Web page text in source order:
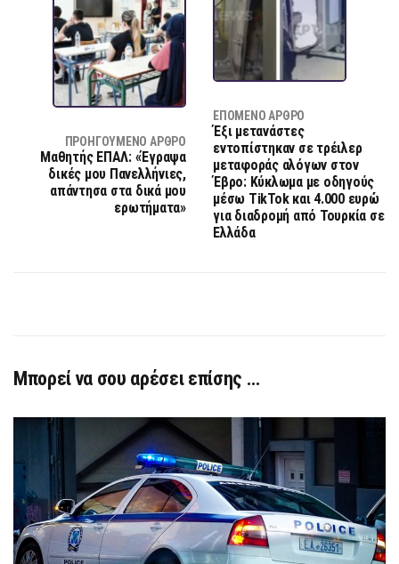
ΠΡΟΗΓΟΎΜΕΝΟ ΆΡΘΡΟ
Μαθητής ΕΠΑΛ: «Έγραψα
δικές μου Πανελλήνιες,
απάντησα στα δικά μου
ερωτήματα»
ΕΠΌΜΕΝΟ ΆΡΘΡΟ
Έξι μετανάστες
εντοπίστηκαν σε τρέιλερ
μεταφοράς αλόγων στον
Έβρο: Κύκλωμα με οδηγούς
μέσω TikTok και 4.000 ευρώ
για διαδρομή από Τουρκία σε
Ελλάδα
Μπορεί να σου αρέσει επίσης …